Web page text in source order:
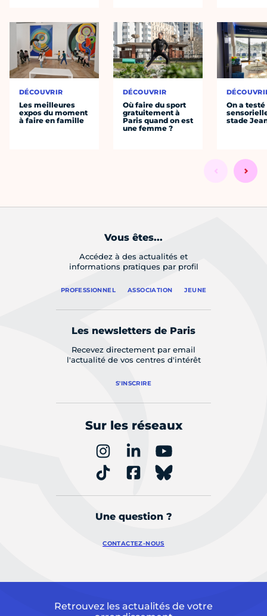
DÉCOUVRIR
Les meilleures
expos du moment
à faire en famille
DÉCOUVRIR
Où faire du sport
gratuitement à
Paris quand on est
une femme ?
On a
stade
Vous êtes...
Accédez à des actualités et
informations pratiques par profil
PROFESSIONNEL ASSOCIATION JEUNE
Les newsletters de Paris
Recevez directement par email
l'actualité de vos centres d'intérêt
S'INSCRIRE
Sur les réseaux
Une question ?
CONTACTEZ-NOUS
Retrouvez les actualités de votre